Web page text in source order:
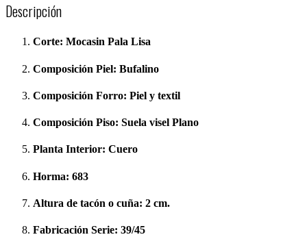
Descripción
Corte: Mocasin Pala Lisa
Composición Piel: Bufalino
Composición Forro: Piel y textil
Composición Piso: Suela visel Plano
Planta Interior: Cuero
Horma: 683
Altura de tacón o cuña: 2 cm.
Fabricación Serie: 39/45